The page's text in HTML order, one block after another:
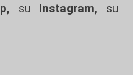
su Instagram, su